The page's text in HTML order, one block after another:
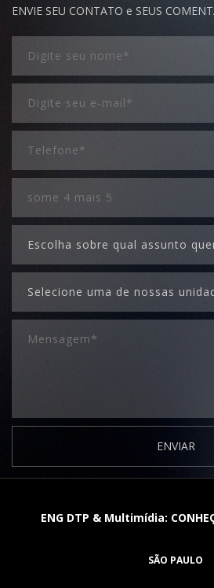
ENVIE SEU CONTATO e SEUS
ENVIAR
ENG DTP & Multimídia:
SÃO PAULO